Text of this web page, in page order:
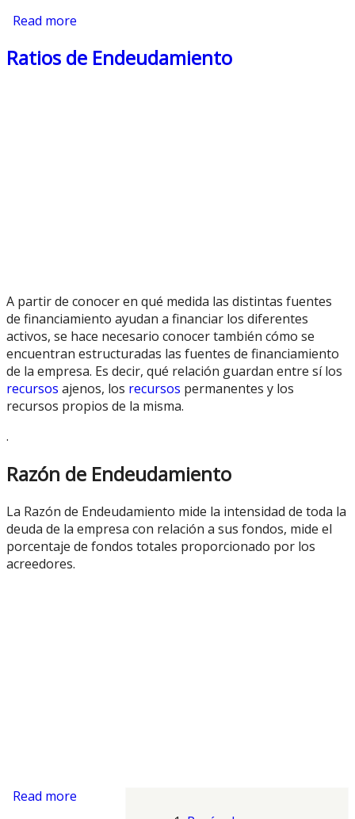
Read more
Ratios de Endeudamiento
A partir de conocer en qué medida las distintas fuentes
de financiamiento ayudan a financiar los diferentes
activos, se hace necesario conocer también cómo se
encuentran estructuradas las fuentes de financiamiento
de la empresa. Es decir, qué relación guardan entre sí los
recursos ajenos, los recursos permanentes y los
recursos propios de la misma.
.
Razón de Endeudamiento
La Razón de Endeudamiento mide la intensidad de toda la
deuda de la empresa con relación a sus fondos, mide el
porcentaje de fondos totales proporcionado por los
acreedores.
Read more